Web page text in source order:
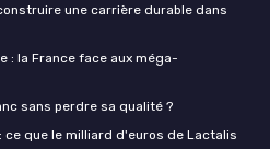
une carrière durable dans
: la France face aux méga-
sans perdre sa qualité ?
que le milliard d'euros de Lactalis